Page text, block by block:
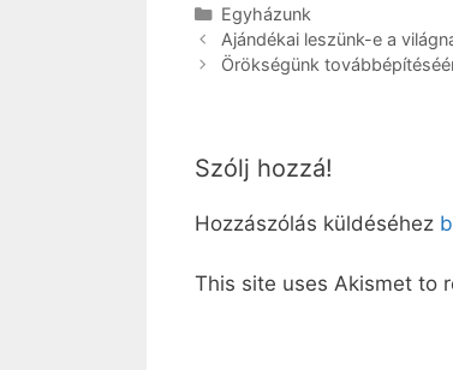
Kategória
Egyházunk
Ajándékai leszünk-e a
Örökségünk
Szólj hozzá!
Hozzászólás küldéséhez
This site uses Akismet to